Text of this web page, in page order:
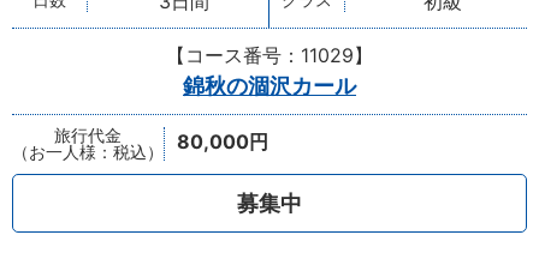
【コース番号：11029】
錦秋の涸沢カール
80,000円
募集中